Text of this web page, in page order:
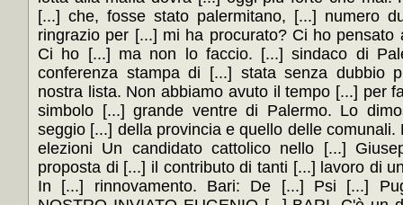
[...] che, fosse stato palermitano, [...] numero
ringrazio per [...] mi ha procurato? Ci ho pensato
Ci ho [...] ma non lo faccio. [...] sindaco di
conferenza stampa di [...] stata senza dubbio
nostra lista. Non abbiamo avuto il tempo [...] per
simbolo [...] grande ventre di Palermo. Lo
seggio [...] della provincia e quello delle
elezioni Un candidato cattolico nello [...]
proposta di [...] il contributo di tanti [...] lavoro di
In [...] rinnovamento. Bari: De [...] Psi [...]